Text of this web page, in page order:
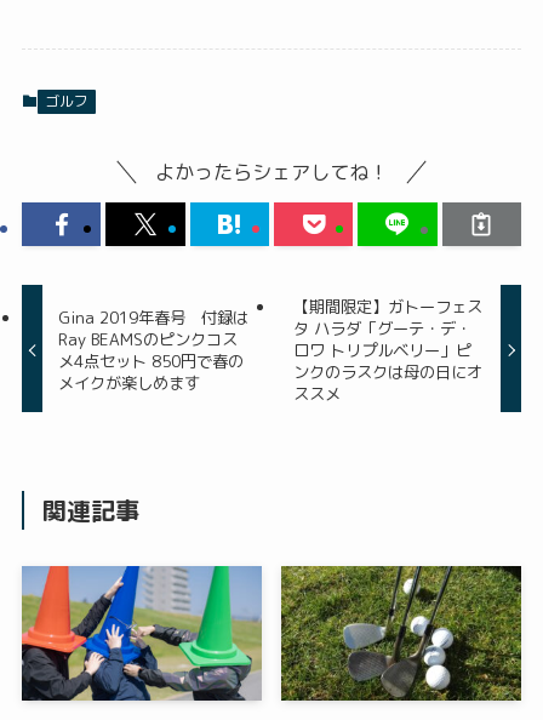
ゴルフ
よかったらシェアしてね！
Gina 2019年春号 付録は
Ray BEAMSのピンクコス
メ4点セット 850円で春の
メイクが楽しめます
【期間限定】ガトーフェス
タ ハラダ「グーテ・デ・
ロワ トリプルベリー」ピ
ンクのラスクは母の日にオ
ススメ
関連記事